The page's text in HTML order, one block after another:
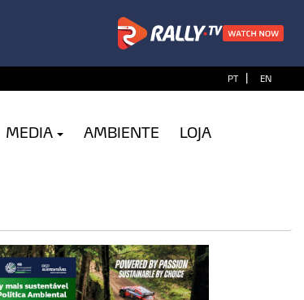
PT | EN
MEDIA AMBIENTE LOJA